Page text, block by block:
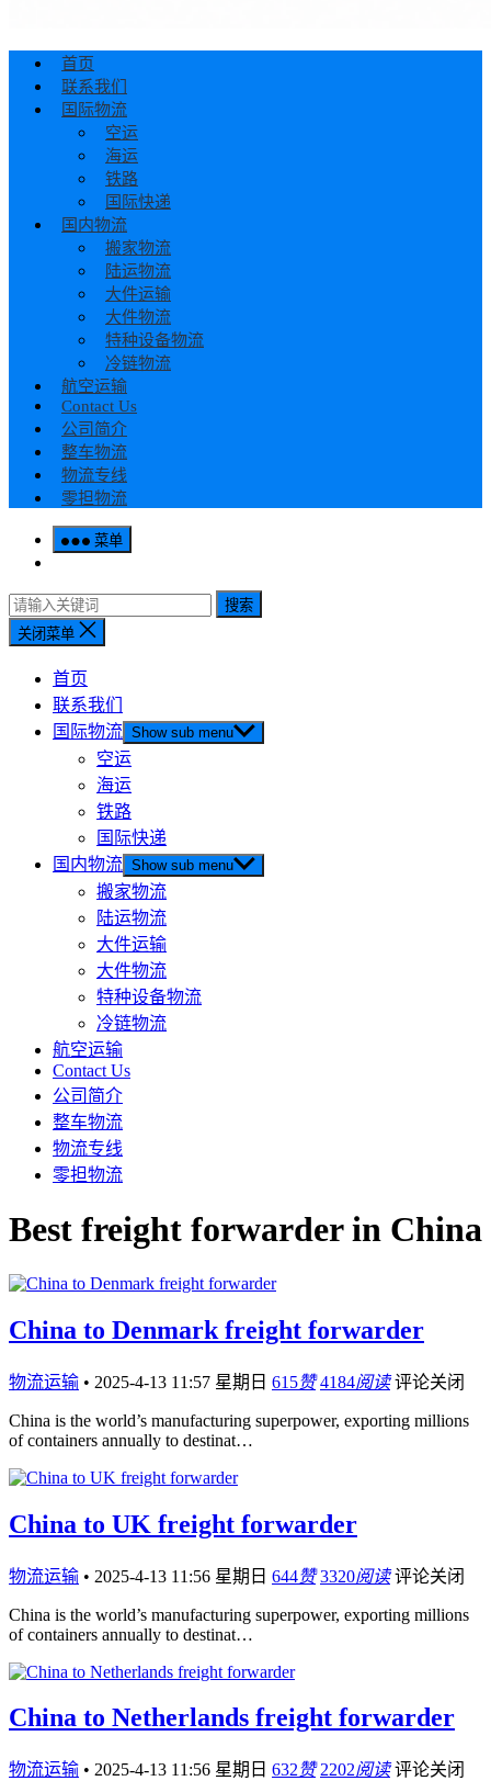
首页
联系我们
国际物流
空运
海运
铁路
国际快递
国内物流
搬家物流
陆运物流
大件运输
大件物流
特种设备物流
冷链物流
航空运输
Contact Us
公司简介
整车物流
物流专线
零担物流
菜单
搜索
关闭菜单
首页
联系我们
国际物流 Show sub menu
空运
海运
铁路
国际快递
国内物流 Show sub menu
搬家物流
陆运物流
大件运输
大件物流
特种设备物流
冷链物流
航空运输
Contact Us
公司简介
整车物流
物流专线
零担物流
Best freight forwarder in China
China to Denmark freight forwarder
物流运输 • 2025-4-13 11:57 星期日 615赞 4184阅读 评论关闭
China is the world’s manufacturing superpower, exporting millions
of containers annually to destinat…
China to UK freight forwarder
物流运输 • 2025-4-13 11:56 星期日 644赞 3320阅读 评论关闭
China is the world’s manufacturing superpower, exporting millions
of containers annually to destinat…
China to Netherlands freight forwarder
物流运输 • 2025-4-13 11:56 星期日 632赞 2202阅读 评论关闭